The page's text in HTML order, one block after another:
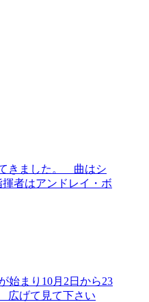
きました。 曲はシ
者はアンドレイ・ボ
始まり10月2日から23
広げて見て下さい